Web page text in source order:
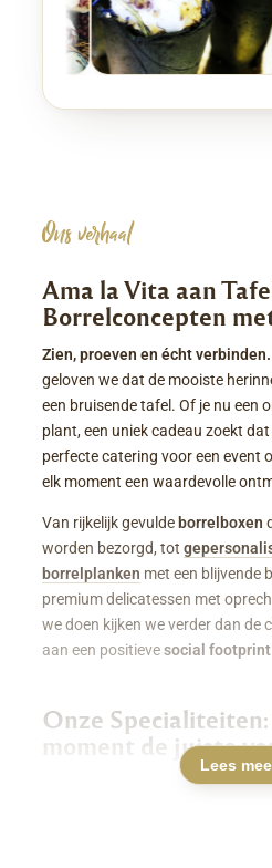
Ons verhaal
Ama la Vita aan
Borrelconcepten
Zien, proeven en écht verbinden.
geloven we dat de mooiste
een bruisende tafel. Of je nu een
plant, een uniek cadeau zoekt
perfecte catering voor een event
elk moment een waardevolle
Van rijkelijk gevuldeborrelboxen
worden bezorgd, tot
borrelplanken met een blijvende
premium delicatessen met
we doen kijken we verder dan de
aan een positievesocial footprint
Onze
moment de juiste
Luxe Borrelboxen &
Lees